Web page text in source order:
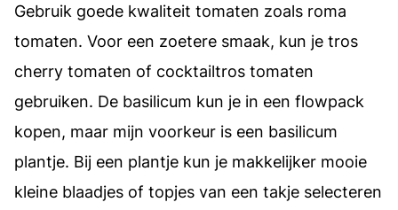
Gebruik goede kwaliteit tomaten zoals roma
tomaten. Voor een zoetere smaak, kun je tros
cherry tomaten of cocktailtros tomaten
gebruiken. De basilicum kun je in een flowpack
kopen, maar mijn voorkeur is een basilicum
plantje. Bij een plantje kun je makkelijker mooie
kleine blaadjes of topjes van een takje selecteren